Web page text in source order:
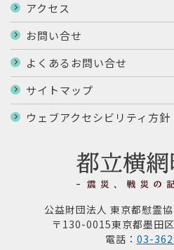
アクセス
お問い合せ
よくあるお問い合せ
サイトマップ
ウェブアクセシビリティ方針
公益財団法人 東京都慰霊
〒130-0015東京都墨田
電話： 03-